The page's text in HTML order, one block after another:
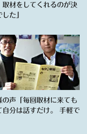
取材をしてくれるのが決
た」
の声「毎回取材に来ても
自分は話すだけ。 手軽で